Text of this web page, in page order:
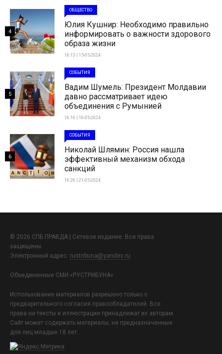
ОБЩЕСТВО
Юлия Кушнир: Необходимо правильно
информировать о важности здорового
образа жизни
16:13 | 15-05-2024
4
СОБЫТИЯ
Вадим Шумель: Президент Молдавии
давно рассматривает идею
объединения с Румынией
16:16 | 16-05-2024
5
СОБЫТИЯ
Николай Шлямин: Россия нашла
эффективный механизм обхода
санкций
16:26 | 21-05-2024
6
© 2026 СПБ ПРАВДА | Сетевое издание. Все права
защищены.
Электронный адрес: rustribuna@yandex.ru
Объединенные СМИ «РУСТРИБУНА»
Использование материалов разрешено только с
предварительного согласия правообладателей. Все
права на тексты и иллюстрации принадлежат их авторам.
Сайт может содержать материалы, не предназначенные
для лиц младше 18 лет.